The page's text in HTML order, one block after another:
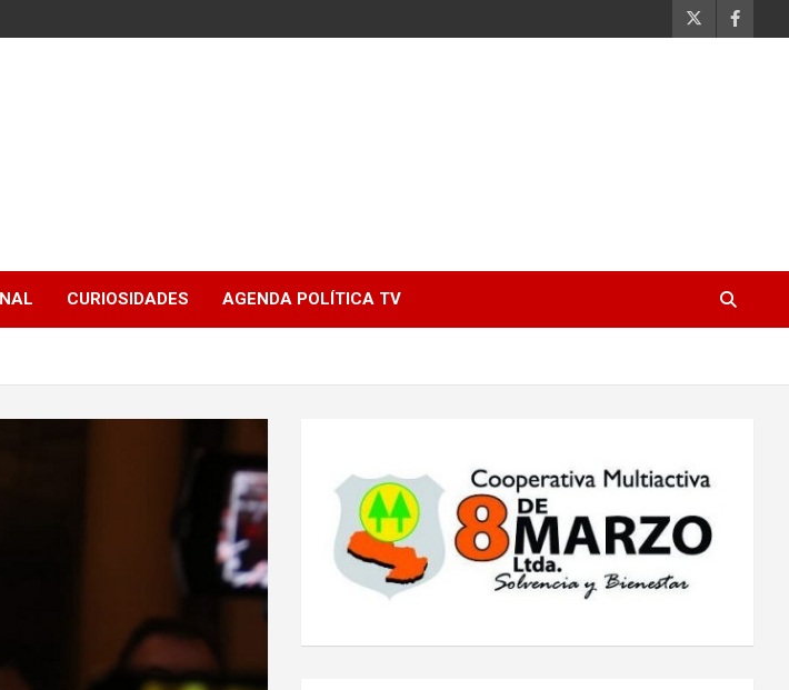
CURIOSIDADES AGENDA POLÍTICA TV